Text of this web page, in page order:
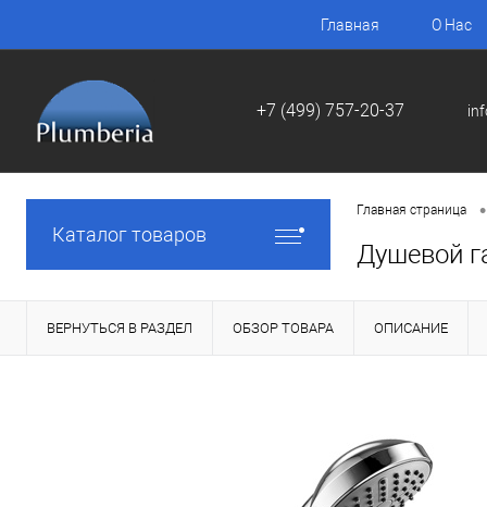
Главная О Нас
+7 (499) 757-20-37
Каталог товаров
Главная страница •
Душевой
ВЕРНУТЬСЯ В РАЗДЕЛ ОБЗОР ТОВАРА ОПИСАНИЕ